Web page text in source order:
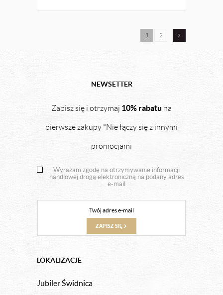
1 2
NEWSETTER
Zapisz się i otrzymaj 10% rabatu na
pierwsze zakupy *Nie łączy się z innymi
promocjami
Wyrażam zgodę na otrzymywanie informacji
handlowej drogą elektroniczną na podany adres
e-mail
ZAPISZ SIĘ
LOKALIZACJE
Jubiler Świdnica